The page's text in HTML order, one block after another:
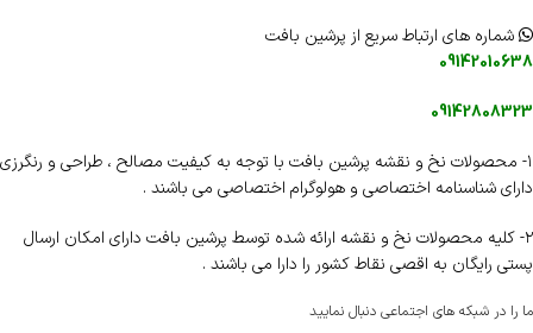
شماره های ارتباط سریع از پرشین بافت
09142010638
09142808323
۱- محصولات نخ و نقشه پرشین بافت با توجه به کیفیت مصالح ، طراحی و رنگرزی
دارای شناسنامه اختصاصی و هولوگرام اختصاصی می باشند .
۲- کلیه محصولات نخ و نقشه ارائه شده توسط پرشین بافت دارای امکان ارسال
پستی رایگان به اقصی نقاط کشور را دارا می باشند .
ما را در شبکه های اجتماعی دنبال نمایید